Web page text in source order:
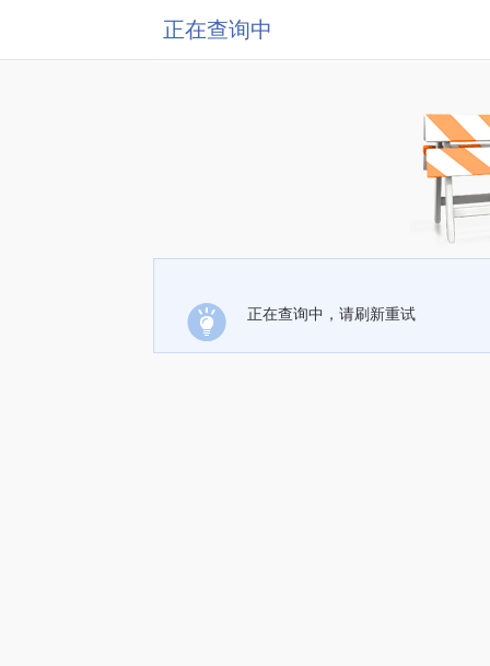
正在查询中
正在查询中，请刷新重试